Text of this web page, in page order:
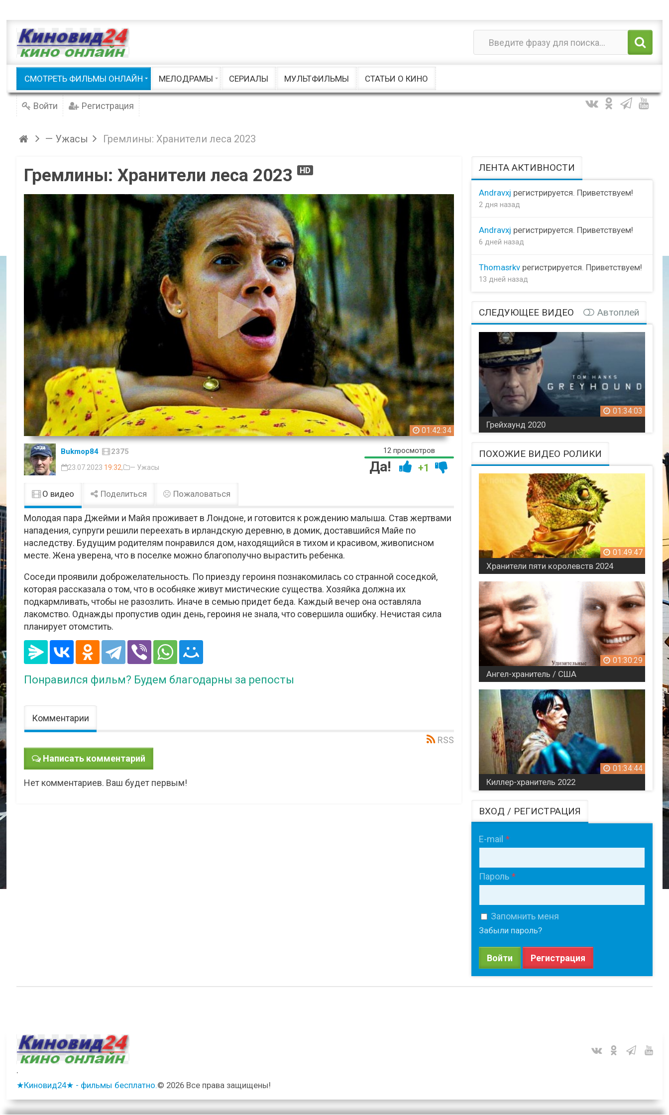
Смотреть фильмы онлайн
СМОТРЕТЬ ФИЛЬМЫ ОНЛАЙН
Семейные / Детские
Фэнтези
Документальные Шоу / Клипы
МЕЛОДРАМЫ
Русские мелодрамыСЕРИАЛЫ МУЛЬТФИЛЬМЫ СТАТЬИ О КИНО
Войти Регистрация
— Ужасы Гремлины: Хранители леса 2023
Гремлины: Хранители леса 2023 HD
01:42:34
12 просмотров
Да! +1
Bukmop84 2375
23.07.2023 19:32, — Ужасы
О видео Поделиться Пожаловаться
Молодая пара Джейми и Майя проживает в Лондоне, и готовится к рождению малыша. Став жертвами
нападения, супруги решили переехать в ирландскую деревню, в домик, доставшийся Майе по
наследству. Будущим родителям понравился дом, находящийся в тихом и красивом, живописном
месте. Жена уверена, что в поселке можно благополучно вырастить ребенка.
Соседи проявили доброжелательность. По приезду героиня познакомилась со странной соседкой,
которая рассказала о том, что в особняке живут мистические существа. Хозяйка должна их
подкармливать, чтобы не разозлить. Иначе в семью придет беда. Каждый вечер она оставляла
лакомство. Однажды пропустив один день, героиня не знала, что совершила ошибку. Нечистая сила
планирует отомстить.
Понравился фильм? Будем благодарны за репосты
Комментарии
RSS
Написать комментарий
Нет комментариев. Ваш будет первым!
ЛЕНТА АКТИВНОСТИ
Andravxj регистрируется. Приветствуем!
2 дня назад
Andravxj регистрируется. Приветствуем!
6 дней назад
Thomasrkv регистрируется. Приветствуем!
13 дней назад
СЛЕДУЮЩЕЕ ВИДЕО Автоплей
01:34:03
Грейхаунд 2020
ПОХОЖИЕ ВИДЕО РОЛИКИ
01:49:47
Хранители пяти королевств 2024
01:30:29
Ангел-хранитель / США
01:34:44
Киллер-хранитель 2022
ВХОД / РЕГИСТРАЦИЯ
E-mail
Пароль
Запомнить меня
Забыли пароль?
Войти Регистрация
.
★Киновид24★ - фильмы бесплатно.© 2026 Все права защищены!